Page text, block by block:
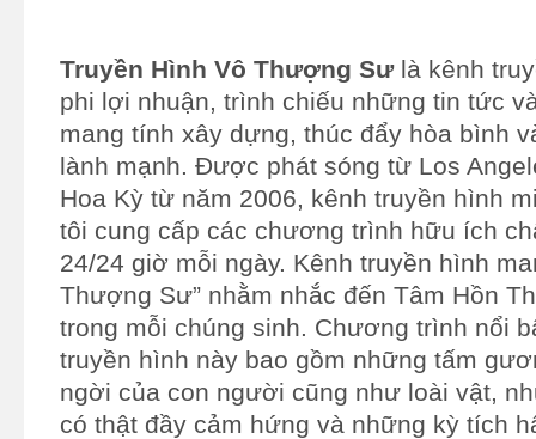
Truyền Hình Vô Thượng Sư là kênh
phi lợi nhuận, trình chiếu những tin tức
mang tính xây dựng, thúc đẩy hòa bình
lành mạnh. Được phát sóng từ Los
Hoa Kỳ từ năm 2006, kênh truyền hình
tôi cung cấp các chương trình hữu ích
24/24 giờ mỗi ngày. Kênh truyền hình
Thượng Sư” nhằm nhắc đến Tâm Hồn
trong mỗi chúng sinh. Chương trình nổi
truyền hình này bao gồm những tấm
ngời của con người cũng như loài vật,
có thật đầy cảm hứng và những kỳ tích